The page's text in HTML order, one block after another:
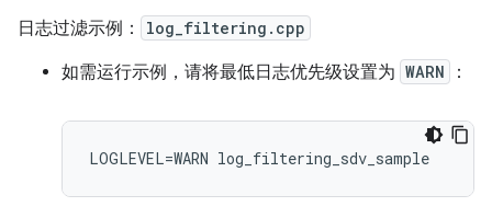
日志过滤示例：
log_filtering.cpp
如需运行示例，请将最低日志优先级设置为 WARN ：